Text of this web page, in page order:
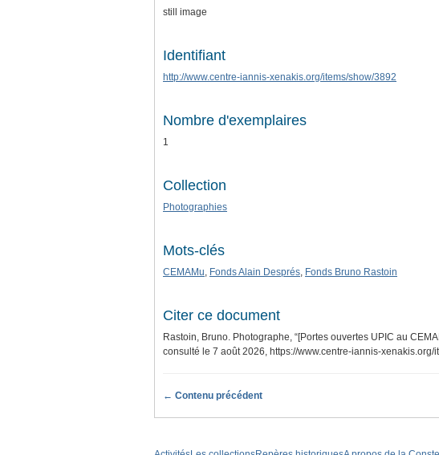
still image
Identifiant
http://www.centre-iannis-xenakis.org/items/show/3892
Nombre d'exemplaires
1
Collection
Photographies
Mots-clés
CEMAMu, Fonds Alain Després, Fonds Bruno Rastoin
Citer ce document
Rastoin, Bruno. Photographe, “[Portes ouvertes UPIC au
consulté le 7 août 2026, https://www.centre-iannis-xenakis.org/
← Contenu précédent